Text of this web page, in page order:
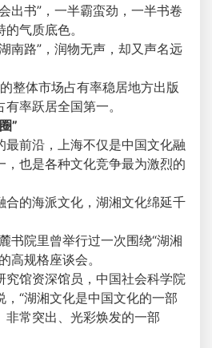
书”，一半霸蛮劲，一半书卷
气质底色。
路”，润物无声，却又声名远
体市场占有率稳居地方出版
率跃居全国第一。
”
前沿，上海不仅是中国文化融
，也是各种文化竞争最为激烈的
的海派文化，湖湘文化绵延千
院里曾举行过一次围绕“湖湘
高规格座谈会。
馆资深馆员，中国社会科学院
“湖湘文化是中国文化的一部
非常突出、光彩焕发的一部